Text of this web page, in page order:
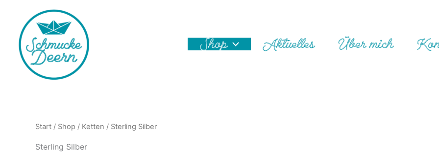
springen
Shop Aktuelles Über mich
Start / Shop / Ketten / Sterling Silber
Sterling Silber